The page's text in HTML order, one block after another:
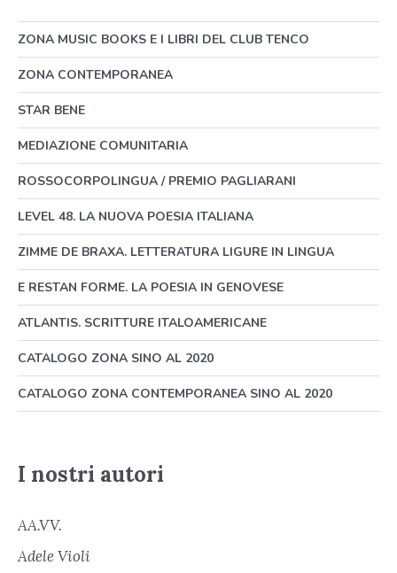
ZONA MUSIC BOOKS E I LIBRI DEL CLUB TENCO
ZONA CONTEMPORANEA
STAR BENE
MEDIAZIONE COMUNITARIA
ROSSOCORPOLINGUA / PREMIO PAGLIARANI
LEVEL 48. LA NUOVA POESIA ITALIANA
ZIMME DE BRAXA. LETTERATURA LIGURE IN LINGUA
E RESTAN FORME. LA POESIA IN GENOVESE
ATLANTIS. SCRITTURE ITALOAMERICANE
CATALOGO ZONA SINO AL 2020
CATALOGO ZONA CONTEMPORANEA SINO AL 2020
I nostri autori
AA.VV.
Adele Violi